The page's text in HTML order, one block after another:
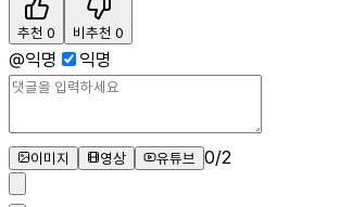
추천 0 비추천 0
@익명 익명
이미지 영상 유튜브 0/2